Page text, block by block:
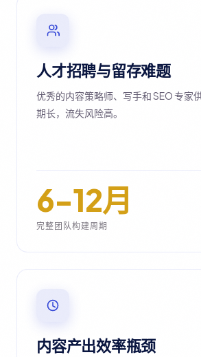
人才招聘与留存难题
优秀的内容策略师、写手和 SEO 专家
期长，流失风险高。
6-12月
完整团队构建周期
内容产出效率瓶颈